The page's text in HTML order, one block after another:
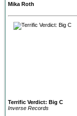
Mika Roth
Terrific Verdict: Big C
Inverse Records